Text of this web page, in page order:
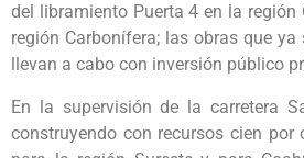
del libramiento Puerta 4 en la
región Carbonífera; las obras que
llevan a cabo con inversión público
En la supervisión de la carretera
construyendo con recursos cien